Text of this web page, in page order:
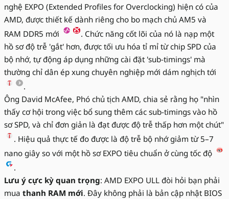
nghệ EXPO (Extended Profiles for Overclocking) hiện có của
AMD, được thiết kế dành riêng cho bo mạch chủ AM5 và
RAM DDR5 mới
. Chức năng cốt lõi của nó là nạp một
hồ sơ độ trễ 'gắt' hơn, được tối ưu hóa tỉ mỉ từ chip SPD của
bộ nhớ, tự động áp dụng những cài đặt 'sub-timings' mà
thường chỉ dân ép xung chuyên nghiệp mới dám nghịch tới
.
Ông David McAfee, Phó chủ tịch AMD, chia sẻ rằng họ "nhìn
thấy cơ hội trong việc bổ sung thêm các sub-timings vào hồ
sơ SPD, và chỉ đơn giản là đạt được độ trễ thấp hơn một chút"
. Hiệu quả thực tế đo được là độ trễ bộ nhớ giảm từ 5–7
nano giây so với một hồ sơ EXPO tiêu chuẩn ở cùng tốc độ
.
Lưu ý cực kỳ quan trọng: AMD EXPO ULL đòi hỏi bạn phải
mua thanh RAM mới. Đây không phải là bản cập nhật BIOS